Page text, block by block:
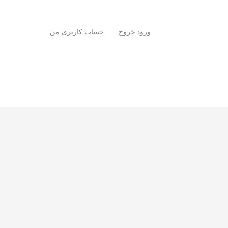
حساب کاربری من ورود|خروج